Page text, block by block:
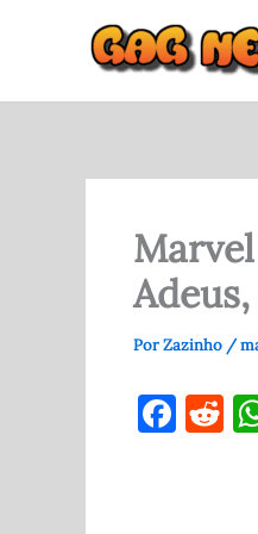
conteúdo
PorZazinho /
F R